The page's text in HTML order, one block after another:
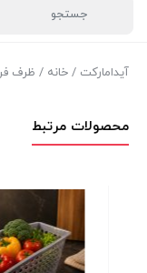
آیدامارکت / خانه / ظرف
محصولات مرتبط